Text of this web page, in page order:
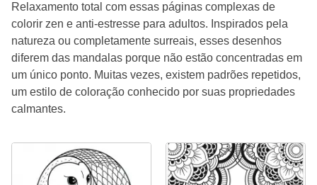
Relaxamento total com essas páginas complexas de
colorir zen e anti-estresse para adultos. Inspirados pela
natureza ou completamente surreais, esses desenhos
diferem das mandalas porque não estão concentradas em
um único ponto. Muitas vezes, existem padrões repetidos,
um estilo de coloração conhecido por suas propriedades
calmantes.